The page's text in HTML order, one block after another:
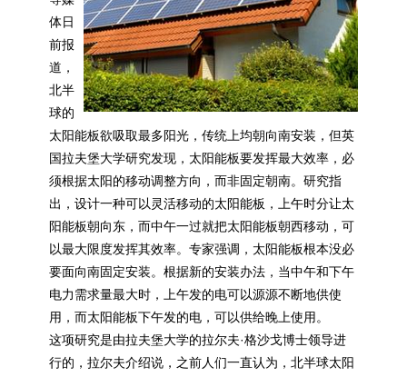
体日
前报
道，
北半
球的
太阳能板欲吸取最多阳光，传统上均朝向南安装，但英
国拉夫堡大学研究发现， 太阳能板要发挥最大效率，必
须根据太阳的移动调整方向，而非固定朝南。研究指
出，设计一种可以灵活移动的太阳能板，上午时分让太
阳能板朝向东，而中午一过就把太阳能板朝西移动，可
以最大限度发挥其效率。专家强调， 太阳能板根本没必
要面向南固定安装。根据新的安装办法，当中午和下午
电力需求量最大时，上午发的电可以源源不断地供使
用，而太阳能板下午发的电，可以供给晚上使用。
这项研究是由拉夫堡大学的拉尔夫·格沙戈博士领导进
行的，拉尔夫介绍说，之前人们一直认为，北半球太阳